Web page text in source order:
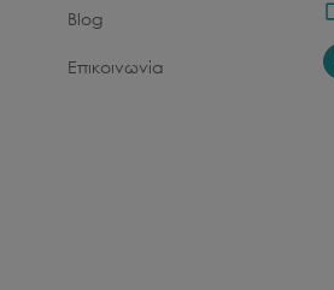
Blog
Επικοινωνία